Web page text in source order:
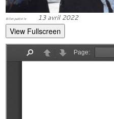
Billet publié le 13 avril 2022
View Fullscreen